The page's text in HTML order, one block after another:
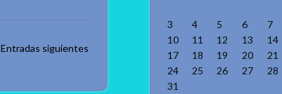
Entradas siguientes
3
4 5 6 7
10
11 12 13 14
17
18 19 20 21
24
25 26 27 28
31